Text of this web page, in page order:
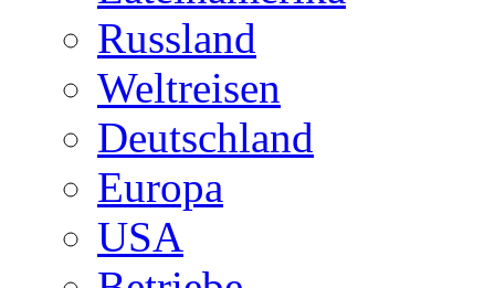
Russland
Weltreisen
Deutschland
Europa
USA